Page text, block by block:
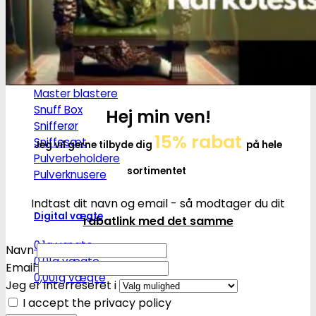
Ø20
SG14
Sniff & Snus
Master blastere
Snuff Box
Snifferør
Sniffesæt
Pulverbeholdere
Pulverknusere
Digital vægte
0,1g vægte
0,01g vægte
0,001g vægte
Hej min ven!
Jeg vil gerne tilbyde dig 15% rabat på hele
sortimentet
Indtast dit navn og email - så modtager du dit
rabatlink med det samme
Navn
Email
Jeg er interreseret i
I accept the privacy policy